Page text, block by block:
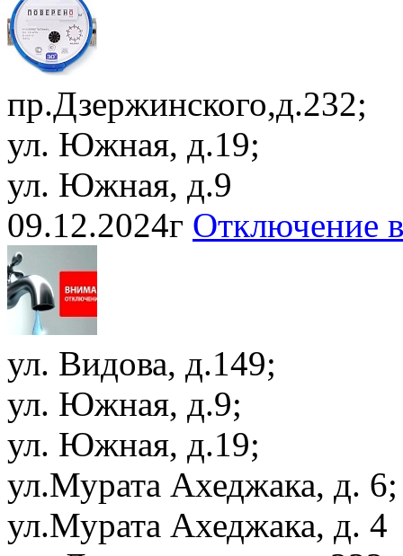
пр.Дзержинского,д.232;
ул. Южная, д.19;
ул. Южная, д.9
09.12.2024г Отключение
ул. Видова, д.149;
ул. Южная, д.9;
ул. Южная, д.19;
ул.Мурата Ахеджака, д. 6;
ул.Мурата Ахеджака, д. 4